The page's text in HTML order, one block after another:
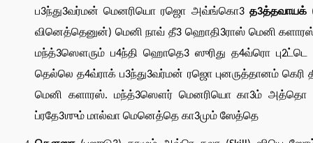
ப3ந்து3வர்மன் மெனரியொ ரஜொ அவ்ங்கொ3 த3த்தவாயக்
வினெத்தெனுன்) மெனி நாவ் தீ3 ஹொதி3ராஸ் மெனி
மந்த்3ஸௌரும் ப4ந்தி ஹொதெ3 ஸுரிது த4வ்ரொ
தெல்லெ த4வ்ராக் ப3ந்து3வர்மன் ரஜொ புனருத்தானம் கெரி
மெனி களாரஸ். மந்த்3ஸௌர் மெனரியொ கா3ம் அத்தொ
ப்ரதே3ஶும் மால்வா மெனெத்தெ கா3மும் ஸேத்தெ